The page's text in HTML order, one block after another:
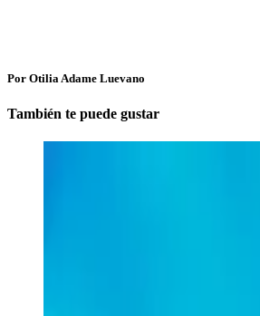
Por Otilia Adame Luevano
También te puede gustar